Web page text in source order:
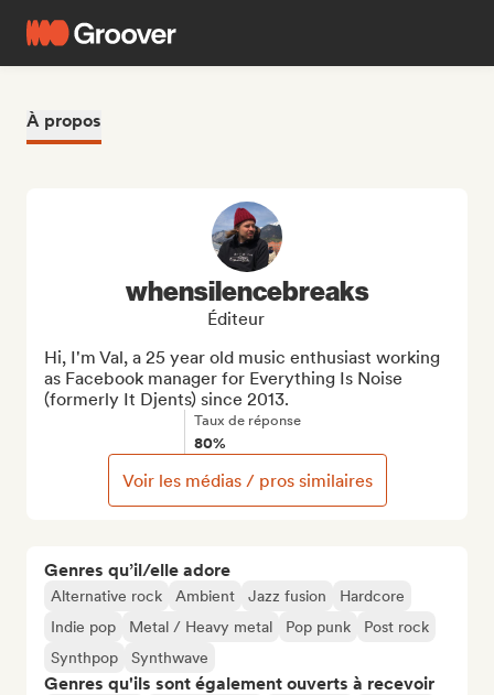
À propos
Genres qu’il/elle adore
Alternative rock Ambient Jazz fusion
Hardcore
Indie pop
Metal / Heavy metal Pop punk
Post rock
Synthpop
Synthwave
Genres qu'ils sont également ouverts à recevoir
whensilencebreaks
Éditeur
Hi, I'm Val, a 25 year old music enthusiast working
as Facebook manager for Everything Is Noise
(formerly It Djents) since 2013.
Taux de réponse
80%
Voir les médias / pros similaires